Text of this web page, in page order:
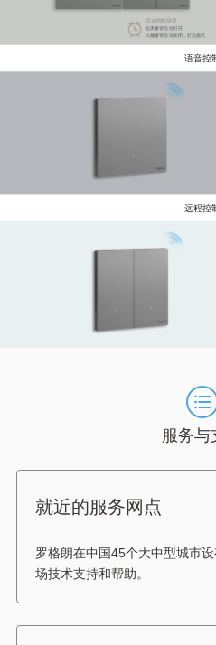
联动智能场景
起床窗帘自动打开
入睡窗帘自动关闭，灯光熄灭
语音控
远程控
服务与
就近的服务网点
罗格朗在中国45个大中型城市
场技术支持和帮助。